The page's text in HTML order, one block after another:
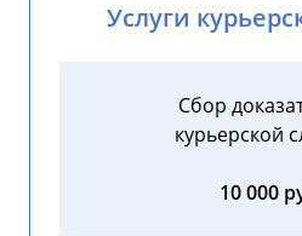
Услуги
Сбор
курьерской
10 000